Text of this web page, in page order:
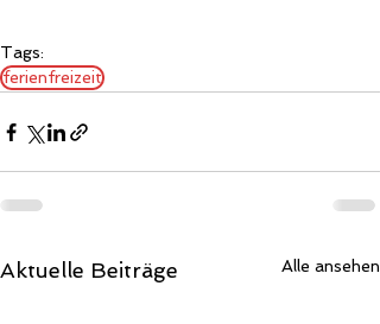
Tags:
ferienfreizeit
Aktuelle Beiträge Alle ansehen